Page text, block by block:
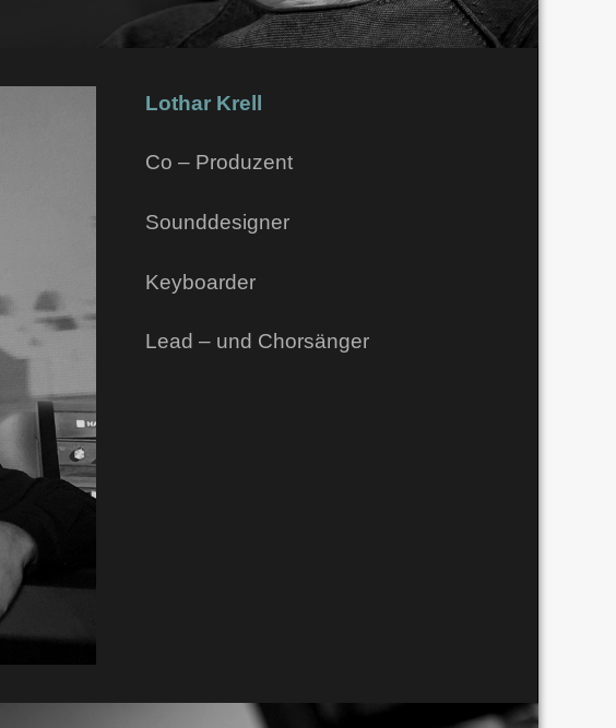
Lothar Krell
Co – Produzent
Sounddesigner
Keyboarder
Lead – und Chorsänger